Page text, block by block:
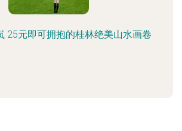
25元即可拥抱的桂林绝美山水画卷